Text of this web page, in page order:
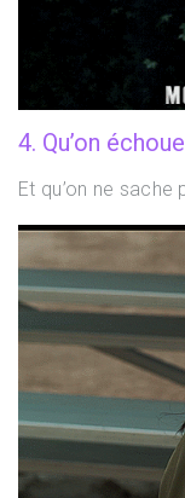
4. Qu’on
Et qu’on ne sache